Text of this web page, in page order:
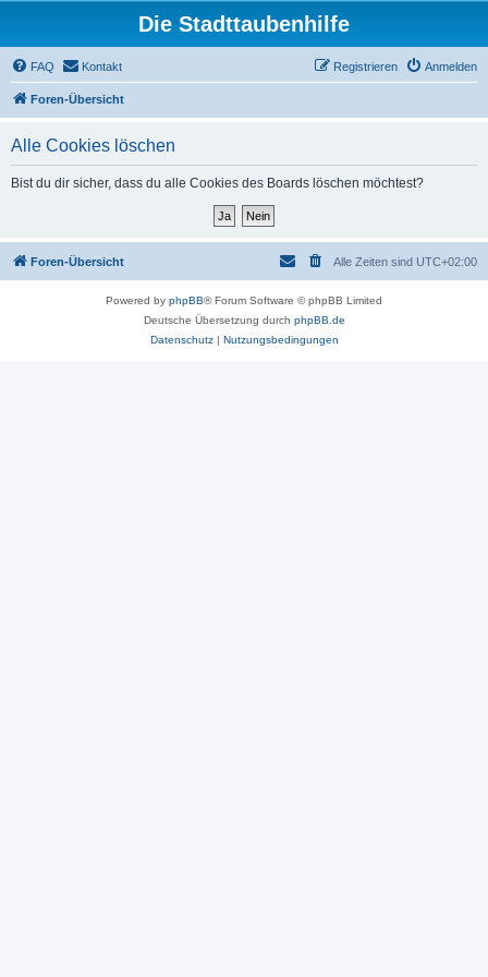
Die Stadttaubenhilfe
FAQ Kontakt Anmelden
Registrieren
Foren-Übersicht
Alle Cookies löschen
Bist du dir sicher, dass du alle Cookies des Boards löschen möchtest?
Foren-Übersicht Alle Zeiten sind UTC+02:00
Powered by phpBB® Forum Software © phpBB Limited
Deutsche Übersetzung durch phpBB.de
Datenschutz| Nutzungsbedingungen